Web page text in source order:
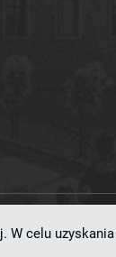
Poznańskie Centrum
celu